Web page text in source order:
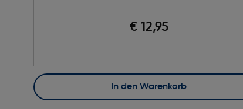
€ 12,95
In den Warenkorb